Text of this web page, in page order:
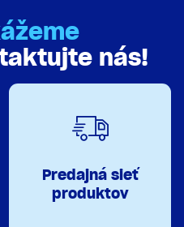
nás!
Predajná sieť
produktov